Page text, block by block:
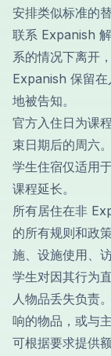
安排类似标准的
联系 Expanish
系的情况下离开
Expanish 保留在
地被告知。
官方入住日为课
束日期后的周六。
学生住宿仅适用
课程延长。
所有居住在非
的所有规则和政
施、设施使用、
学生对因其行为
人物品丢失负责
响的物品，或与
可根据要求提供